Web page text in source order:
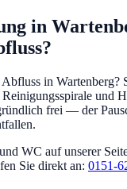
in
in Wartenberg?
und
frei — der
WC auf unserer
Sie direkt an: 0151-